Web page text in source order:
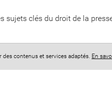
sujets clés du droit de la
contenus et services adaptés. En